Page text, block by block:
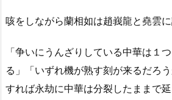
咳をしながら蘭相如は趙峩龍と堯雲に
「争いにうんざりしている中華は１
る」「いずれ機が熟す刻が来るだろ
すれば永劫に中華は分裂したままで延